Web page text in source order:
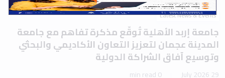
Latest News & Events
جامعة إربد الأهلية تُوقّع مذكرة تفاهم مع جامعة
المدينة عجمان لتعزيز التعاون الأكاديمي والبحثي
وتوسيع آفاق الشراكة الدولية
29 July 2026
0 min read